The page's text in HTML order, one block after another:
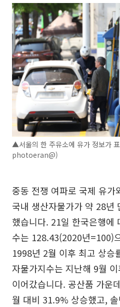
▲서울의 한 주유소에 유가 정보가
photoeran@)
중동 전쟁 여파로 국제 유가
국내 생산자물가가 약 28년
했습니다. 21일 한국은행에
수는 128.43(2020년=100)
1998년 2월 이후 최고 상승
자물가지수는 지난해 9월
이어갔습니다. 공산품 가운
월 대비 31.9% 상승했고,